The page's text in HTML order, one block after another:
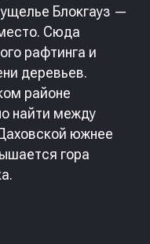
Блокгауз —
Сюда
рафтинга и
деревьев.
районе
найти между
южнее
гора